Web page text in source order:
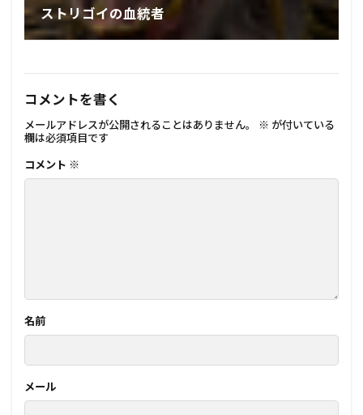
ストリゴイの血統者
コメントを書く
メールアドレスが公開されることはありません。 ※ が付いている
欄は必須項目です
コメント ※
名前
メール